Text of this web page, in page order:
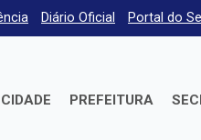
Diário Oficial Portal do
PREFEITURA